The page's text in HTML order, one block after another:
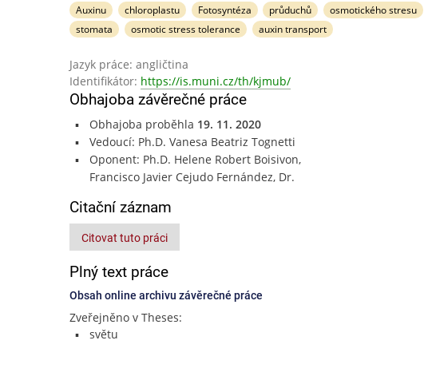
Auxinu chloroplastu Fotosyntéza průduchů osmotického stresu
stomata
osmotic stress tolerance auxin transport
Jazyk práce: angličtina
Identifikátor: https://is.muni.cz/th/kjmub/
Obhajoba závěrečné práce
Obhajoba proběhla 19. 11. 2020
Vedoucí: Ph.D. Vanesa Beatriz Tognetti
Oponent: Ph.D. Helene Robert Boisivon,
Francisco Javier Cejudo Fernández, Dr.
Citační záznam
Citovat tuto práci
Plný text práce
Obsah online archivu závěrečné práce
Zveřejněno v Theses:
světu